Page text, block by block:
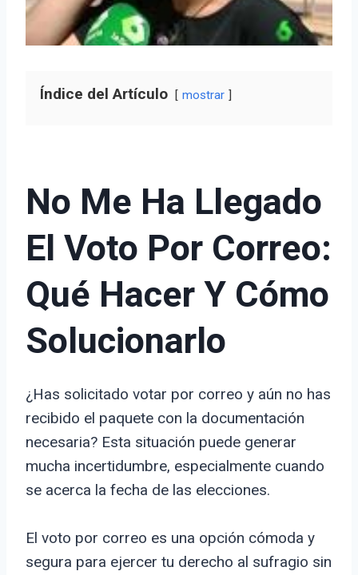
Índice del Artículo mostrar
No Me Ha Llegado
El Voto Por Correo:
Qué Hacer Y Cómo
Solucionarlo
¿Has solicitado votar por correo y aún no has
recibido el paquete con la documentación
necesaria? Esta situación puede generar
mucha incertidumbre, especialmente cuando
se acerca la fecha de las elecciones.
El voto por correo es una opción cómoda y
segura para ejercer tu derecho al sufragio sin